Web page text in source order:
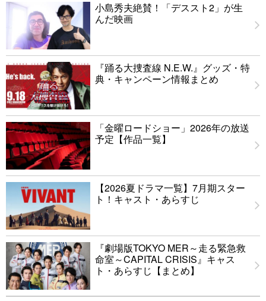
小島秀夫絶賛！「デススト2」が生
んだ映画
『踊る大捜査線 N.E.W.』グッズ・特
典・キャンペーン情報まとめ
「金曜ロードショー」2026年の放送
予定【作品一覧】
【2026夏ドラマ一覧】7月期スター
ト！キャスト・あらすじ
『劇場版TOKYO MER～走る緊急救
命室～CAPITAL CRISIS』キャス
ト・あらすじ【まとめ】